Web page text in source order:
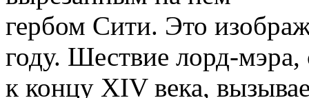
гербом Сити. Это
году. Шествие лорд-
к концу ХIV века,